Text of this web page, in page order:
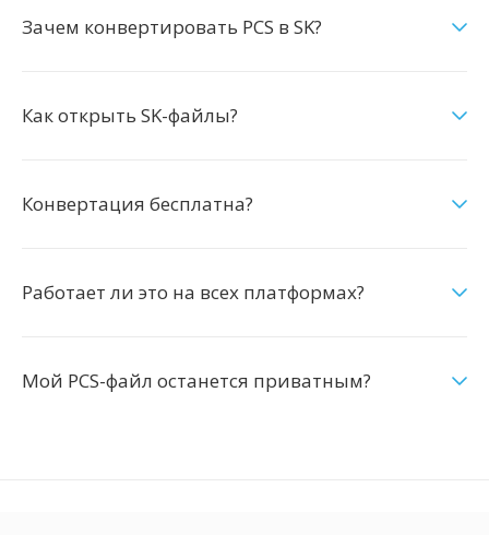
Зачем конвертировать PCS в SK?
Как открыть SK-файлы?
Конвертация бесплатна?
Работает ли это на всех платформах?
Мой PCS-файл останется приватным?